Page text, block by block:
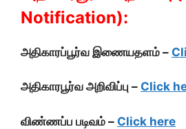
Notification):
அதிகாரப்பூர்வ இணையதளம் –
அதிகாரபூர்வ அறிவிப்பு – Click
விண்ணப்ப படிவம் – Click here